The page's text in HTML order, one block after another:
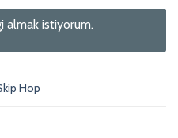
almak istiyorum.
Hop